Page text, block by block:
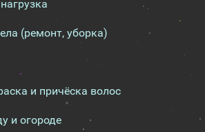
(ремонт, уборка)
и причёска волос
и огороде